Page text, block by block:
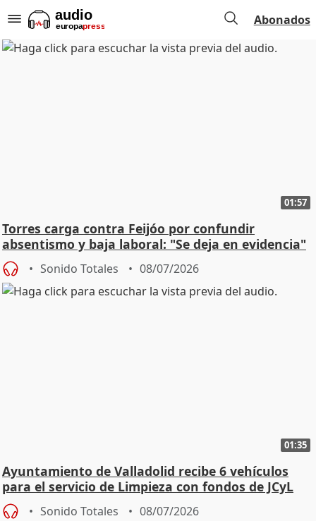
Abonados
01:57
Torres carga contra Feijóo por confundir
absentismo y baja laboral: "Se deja en evidencia"
Sonido Totales 08/07/2026
01:35
Ayuntamiento de Valladolid recibe 6 vehículos
para el servicio de Limpieza con fondos de JCyL
Sonido Totales 08/07/2026